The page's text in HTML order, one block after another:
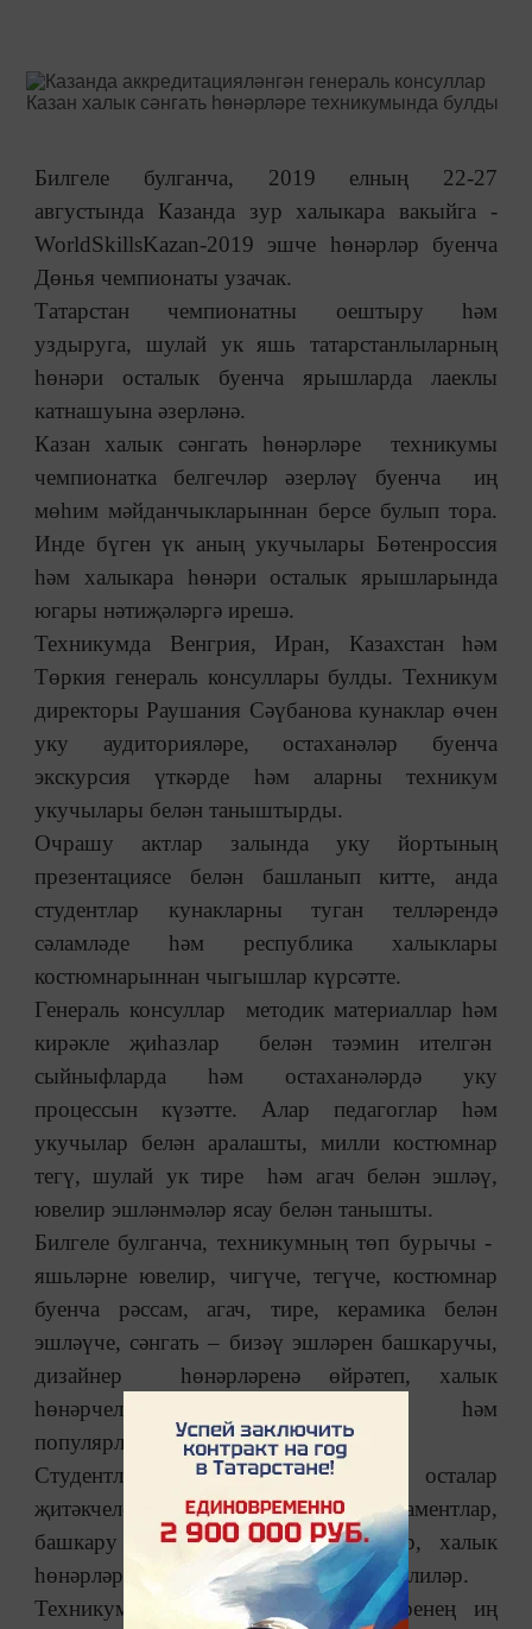
Билгеле булганча, 2019 елның 22-27
августында Казанда зур халыкара вакыйга -
WorldSkillsKazan-2019 эшче һөнәрләр буенча
Дөнья чемпионаты узачак.
Татарстан чемпионатны оештыру һәм
уздыруга, шулай ук яшь татарстанлыларның
һөнәри осталык буенча ярышларда лаеклы
катнашуына әзерләнә.
Казан халык сәнгать һөнәрләре техникумы
чемпионатка белгечләр әзерләү буенча иң
мөһим мәйданчыкларыннан берсе булып тора.
Инде бүген үк аның укучылары Бөтенроссия
һәм халыкара һөнәри осталык ярышларында
югары нәтиҗәләргә ирешә.
Техникумда Венгрия, Иран, Казахстан һәм
Төркия генераль консуллары булды. Техникум
директоры Раушания Сәүбанова кунаклар өчен
уку аудиторияләре, остаханәләр буенча
экскурсия үткәрде һәм аларны техникум
укучылары белән таныштырды.
Очрашу актлар залында уку йортының
презентациясе белән башланып китте, анда
студентлар кунакларны туган телләрендә
сәламләде һәм республика халыклары
костюмнарыннан чыгышлар күрсәтте.
Генераль консуллар методик материаллар һәм
кирәкле җиһазлар белән тәэмин ителгән
сыйныфларда һәм остаханәләрдә уку
процессын күзәтте. Алар педагоглар һәм
укучылар белән аралашты, милли костюмнар
тегү, шулай ук тире һәм агач белән эшләү,
ювелир эшләнмәләр ясау белән танышты.
Билгеле булганча, техникумның төп бурычы -
яшьләрне ювелир, чигүче, тегүче, костюмнар
буенча рәссам, агач, тире, керамика белән
эшләүче, сәнгать – бизәү эшләрен башкаручы,
дизайнер һөнәрләренә өйрәтеп, халык
һөнәрчелеген саклау, үстерү һәм
популярлаштыру.
Студентлар югары квалификацияле осталар
җитәкчелегендә милли стильләр, орнаментлар,
башкару технологияләрен өйрәнәләр, халык
һөнәрләре һәм кәсеп эшләнмәләре әзерлиләр.
Техникумда илебез халык һөнәрләренең иң